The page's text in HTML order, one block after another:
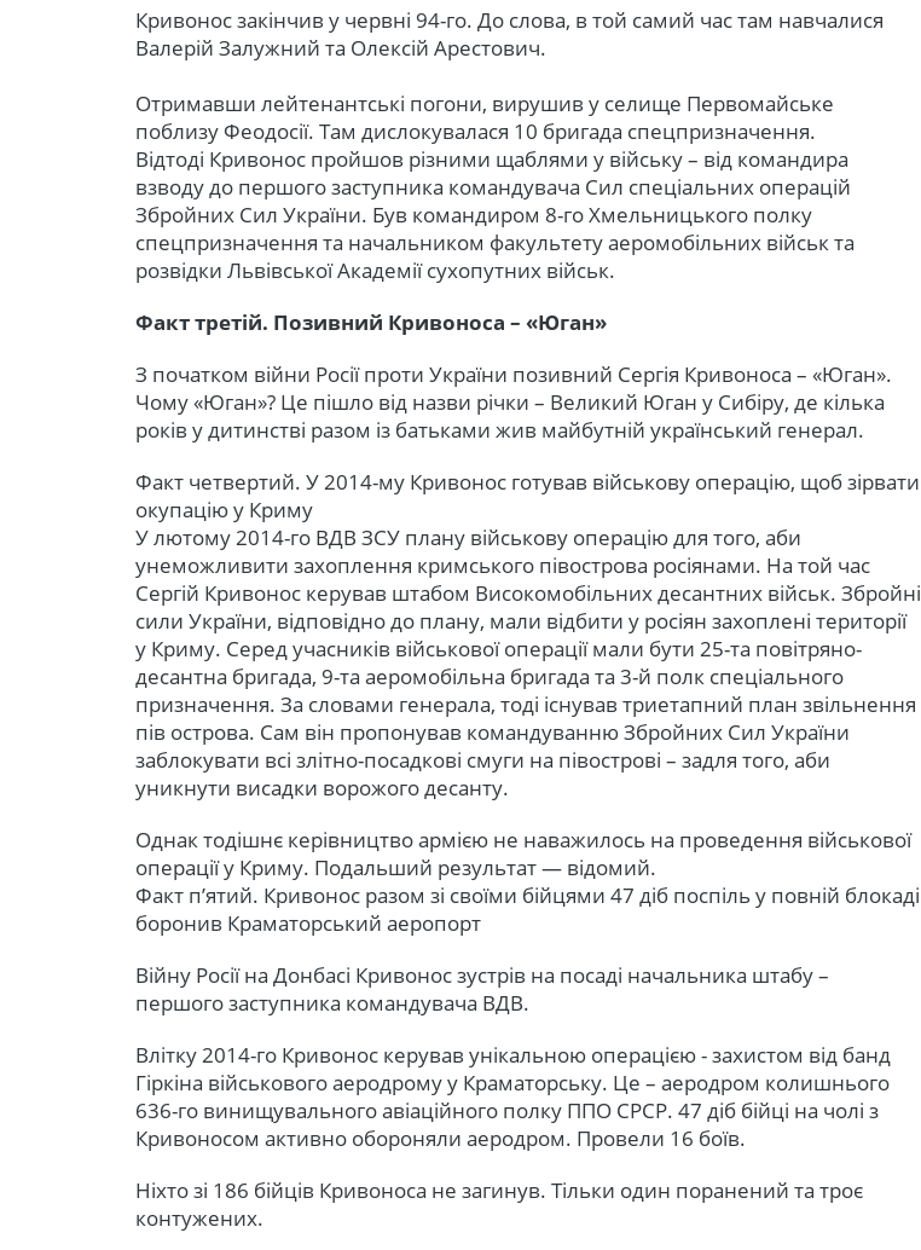
Кривонос закінчив у червні 94-го. До слова, в той самий час там навчалися
Валерій Залужний та Олексій Арестович.
Отримавши лейтенантські погони, вирушив у селище Первомайське
поблизу Феодосії. Там дислокувалася 10 бригада спецпризначення.
Відтоді Кривонос пройшов різними щаблями у війську – від командира
взводу до першого заступника командувача Сил спеціальних операцій
Збройних Сил України. Був командиром 8-го Хмельницького полку
спецпризначення та начальником факультету аеромобільних військ та
розвідки Львівської Академії сухопутних військ.
Факт третій. Позивний Кривоноса – «Юган»
З початком війни Росії проти України позивний Сергія Кривоноса – «Юган».
Чому «Юган»? Це пішло від назви річки – Великий Юган у Сибіру, де кілька
років у дитинстві разом із батьками жив майбутній український генерал.
Факт четвертий. У 2014-му Кривонос готував військову операцію, щоб зірвати
окупацію у Криму
У лютому 2014-го ВДВ ЗСУ плану військову операцію для того, аби
унеможливити захоплення кримського півострова росіянами. На той час
Сергій Кривонос керував штабом Високомобільних десантних військ. Збройні
сили України, відповідно до плану, мали відбити у росіян захоплені території
у Криму. Серед учасників військової операції мали бути 25-та повітряно-
десантна бригада, 9-та аеромобільна бригада та 3-й полк спеціального
призначення. За словами генерала, тоді існував триетапний план звільнення
пів острова. Сам він пропонував командуванню Збройних Сил України
заблокувати всі злітно-посадкові смуги на півострові – задля того, аби
уникнути висадки ворожого десанту.
Однак тодішнє керівництво армією не наважилось на проведення військової
операції у Криму. Подальший результат — відомий.
Факт п’ятий. Кривонос разом зі своїми бійцями 47 діб поспіль у повній блокаді
боронив Краматорський аеропорт
Війну Росії на Донбасі Кривонос зустрів на посаді начальника штабу –
першого заступника командувача ВДВ.
Влітку 2014-го Кривонос керував унікальною операцією - захистом від банд
Гіркіна військового аеродрому у Краматорську. Це – аеродром колишнього
636-го винищувального авіаційного полку ППО СРСР. 47 діб бійці на чолі з
Кривоносом активно обороняли аеродром. Провели 16 боїв.
Ніхто зі 186 бійців Кривоноса не загинув. Тільки один поранений та троє
контужених.